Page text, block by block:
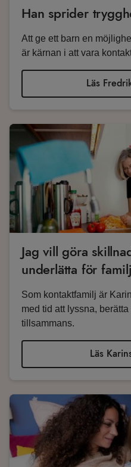
Han sprider
Att ge ett barn en
är kärnan i att vara
Läs
Jag vill göra
underlätta för
Som kontaktfamilj är
med tid att lyssna,
tillsammans.
Läs